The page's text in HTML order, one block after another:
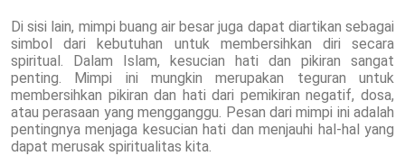
Di sisi lain, mimpi buang air besar juga dapat diartikan sebagai
simbol dari kebutuhan untuk membersihkan diri secara
spiritual. Dalam Islam, kesucian hati dan pikiran sangat
penting. Mimpi ini mungkin merupakan teguran untuk
membersihkan pikiran dan hati dari pemikiran negatif, dosa,
atau perasaan yang mengganggu. Pesan dari mimpi ini adalah
pentingnya menjaga kesucian hati dan menjauhi hal-hal yang
dapat merusak spiritualitas kita.